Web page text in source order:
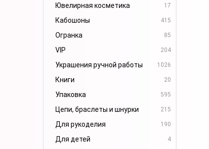
Ювелирная косметика 17
Кабошоны 415
Огранка 85
VIP 204
Украшения ручной работы 1026
Книги 20
Упаковка 595
Цепи, браслеты и шнурки 215
Для рукоделия 190
Для детей 4